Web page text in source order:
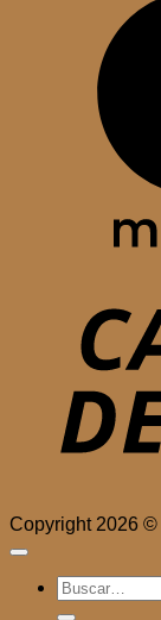
Copyright 2026 ©
Buscar
por: